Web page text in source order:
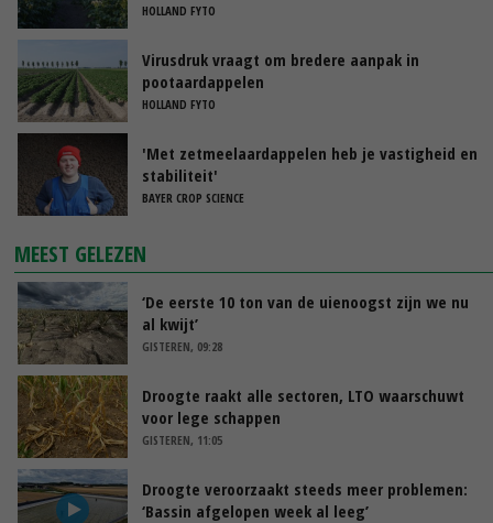
HOLLAND FYTO
Virusdruk vraagt om bredere aanpak in
pootaardappelen
HOLLAND FYTO
'Met zetmeelaardappelen heb je vastigheid en
stabiliteit'
BAYER CROP SCIENCE
MEEST GELEZEN
‘De eerste 10 ton van de uienoogst zijn we nu
al kwijt’
GISTEREN, 09:28
Droogte raakt alle sectoren, LTO waarschuwt
voor lege schappen
GISTEREN, 11:05
Droogte veroorzaakt steeds meer problemen:
‘Bassin afgelopen week al leeg’